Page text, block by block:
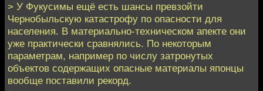
> У Фукусимы ещё есть шансы превзойти
Чернобыльскую катастрофу по опасности для
населения. В материально-техническом апекте они
уже практически сравнялись. По некоторым
параметрам, например по числу затронутых
объектов содержащих опасные материалы японцы
вообще поставили рекорд.